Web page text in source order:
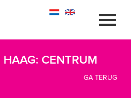
CENTRUM
GA TERUG